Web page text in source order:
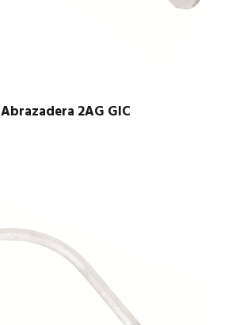
Abrazadera 2AG GIC